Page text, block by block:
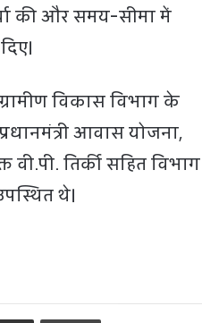
की और समय-सीमा में
विकास विभाग के
आवास योजना,
तिर्की सहित विभाग
थे।